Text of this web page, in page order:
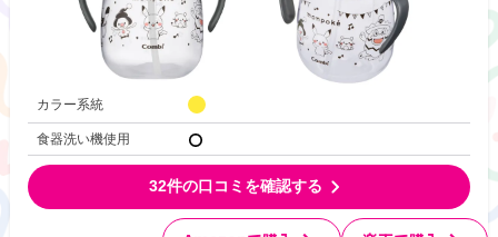
カラー系統
食器洗い機使用
32件の口コミを確認する